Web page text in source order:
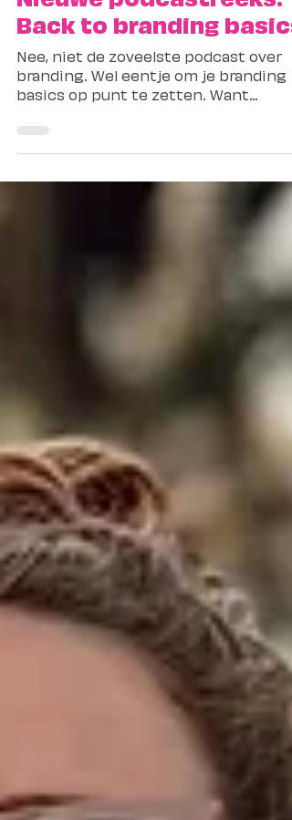
Branding
Nieuwe podcastreeks:
Back to branding basics
Nee, niet de zoveelste podcast over
basics op punt te zetten. Want
branding is niet zomaar een logo...